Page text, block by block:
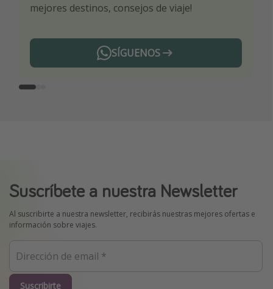
mejores destinos, consejos de viaje!
SÍGUENOS
ti por nuestros expertos en viajes
Telegram
Suscríbete a nuestra Newsletter
Al suscribirte a nuestra newsletter, recibirás nuestras mejores ofertas e
información sobre viajes.
Suscribirte